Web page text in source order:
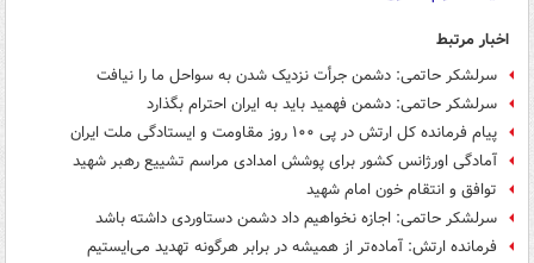
اخبار مرتبط
سرلشکر حاتمی: دشمن جرأت نزدیک شدن به سواحل ما را نیافت
سرلشکر حاتمی: دشمن فهمید باید به ایران احترام بگذارد
پیام فرمانده کل ارتش در پی ۱۰۰ روز مقاومت و ایستادگی ملت ایران
آمادگی اورژانس کشور برای پوشش امدادی مراسم تشییع رهبر شهید
توافق و انتقام خون امام شهید
سرلشکر حاتمی: اجازه نخواهیم داد دشمن دستاوردی داشته باشد
فرمانده ارتش: آماده‌تر از همیشه در برابر هرگونه تهدید می‌ایستیم